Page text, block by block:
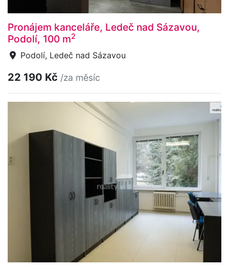
Pronájem kanceláře, Ledeč nad Sázavou,
Podolí, 100 m2
Podolí, Ledeč nad Sázavou
22 190 Kč /za měsíc